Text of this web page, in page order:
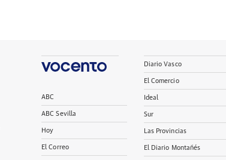
ABC
ABC Sevilla
Hoy
El Correo
Diario Vasco
El Comercio
Ideal
Sur
Las Provincias
El Diario Montañés